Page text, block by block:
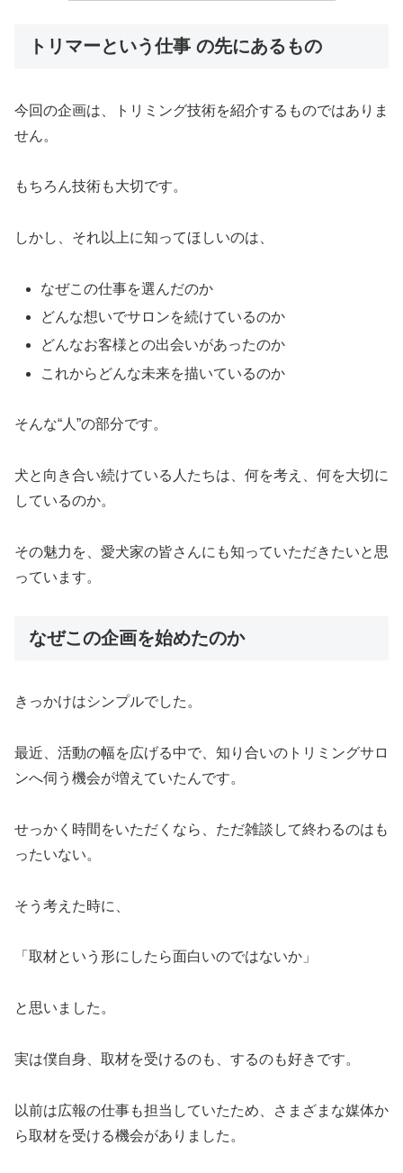
トリマーという仕事 の先にあるもの
今回の企画は、トリミング技術を紹介するものではありま
せん。
もちろん技術も大切です。
しかし、それ以上に知ってほしいのは、
なぜこの仕事を選んだのか
どんな想いでサロンを続けているのか
どんなお客様との出会いがあったのか
これからどんな未来を描いているのか
そんな“人”の部分です。
犬と向き合い続けている人たちは、何を考え、何を大切に
しているのか。
その魅力を、愛犬家の皆さんにも知っていただきたいと思
っています。
なぜこの企画を始めたのか
きっかけはシンプルでした。
最近、活動の幅を広げる中で、知り合いのトリミングサロ
ンへ伺う機会が増えていたんです。
せっかく時間をいただくなら、ただ雑談して終わるのはも
ったいない。
そう考えた時に、
「取材という形にしたら面白いのではないか」
と思いました。
実は僕自身、取材を受けるのも、するのも好きです。
以前は広報の仕事も担当していたため、さまざまな媒体か
ら取材を受ける機会がありました。